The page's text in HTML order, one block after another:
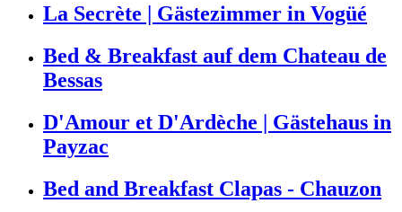
La Secrète | Gästezimmer in Vogüé
Bed & Breakfast auf dem Chateau de
Bessas
D'Amour et D'Ardèche | Gästehaus in
Payzac
Bed and Breakfast Clapas - Chauzon